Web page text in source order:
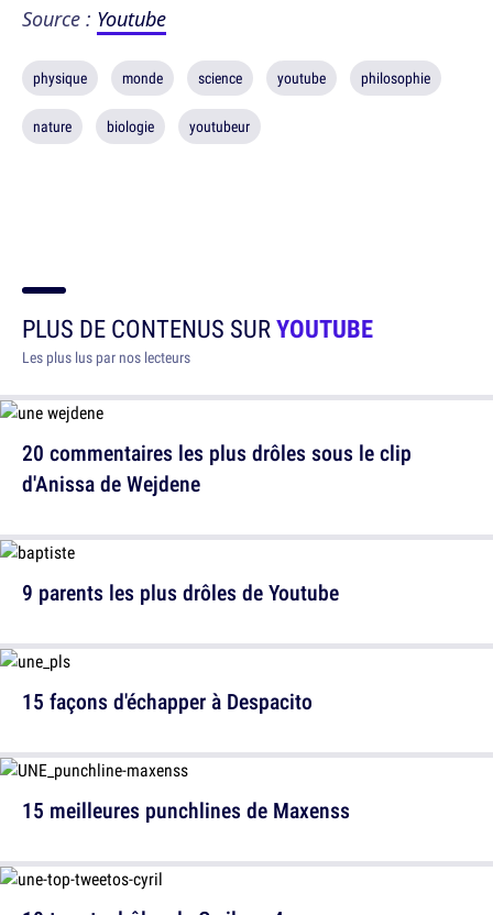
Source : Youtube
physique monde science youtube philosophie
nature biologie youtubeur
PLUS DE CONTENUS SURYOUTUBE
Les plus lus par nos lecteurs
20 commentaires les plus drôles sous le clip
d'Anissa de Wejdene
15 façons d'échapper à Despacito
9 parents les plus drôles de Youtube
15 meilleures punchlines de Maxenss